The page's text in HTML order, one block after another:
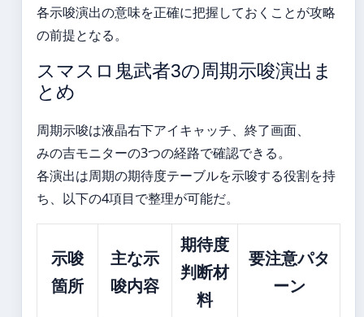
各示唆演出の意味を正確に把握しておくことが攻略
の前提となる。
スマスロ鬼武者3の周期示唆演出ま
とめ
周期示唆は液晶右下アイキャッチ、終了画面、
みの吉モニターの3つの経路で確認できる。
各演出は周期の期待度テーブルを示唆する役割を持
ち、以下の4項目で整理が可能だ。
示唆
箇所
主な示
唆内容
期待度
判断材
料
要注意パタ
ーン